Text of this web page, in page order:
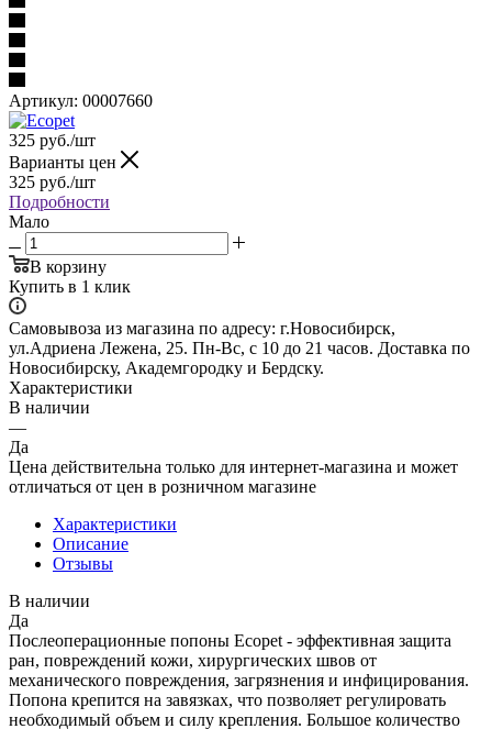
Артикул: 00007660
325 руб./шт
Варианты цен
325 руб./шт
Подробности
Мало
В корзину
Купить в 1 клик
Самовывоза из магазина по адресу: г.Новосибирск,
ул.Адриена Лежена, 25. Пн-Вс, с 10 до 21 часов. Доставка по
Новосибирску, Академгородку и Бердску.
Характеристики
В наличии
—
Да
Цена действительна только для интернет-магазина и может
отличаться от цен в розничном магазине
Характеристики
Описание
Отзывы
В наличии
Да
Послеоперационные попоны Ecopet - эффективная защита
ран, повреждений кожи, хирургических швов от
механического повреждения, загрязнения и инфицирования.
Попона крепится на завязках, что позволяет регулировать
необходимый объем и силу крепления. Большое количество